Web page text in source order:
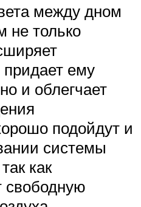
между дном
не только
придает ему
и облегчает
подойдут и
системы
как
свободную